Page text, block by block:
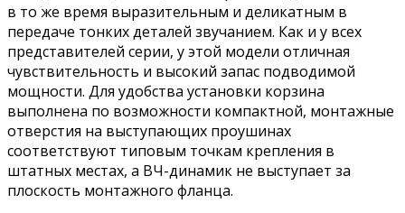
в то же время выразительным и деликатным в
передаче тонких деталей звучанием. Как и у всех
представителей серии, у этой модели отличная
чувствительность и высокий запас подводимой
мощности. Для удобства установки корзина
выполнена по возможности компактной, монтажные
отверстия на выступающих проушинах
соответствуют типовым точкам крепления в
штатных местах, а ВЧ-динамик не выступает за
плоскость монтажного фланца.